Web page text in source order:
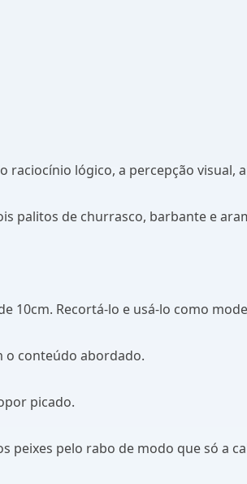
lógico, a percepção visual,
palitos de churrasco, barbante e
10cm. Recortá-lo e usá-lo como
o conteúdo abordado.
picado.
peixes pelo rabo de modo que só a